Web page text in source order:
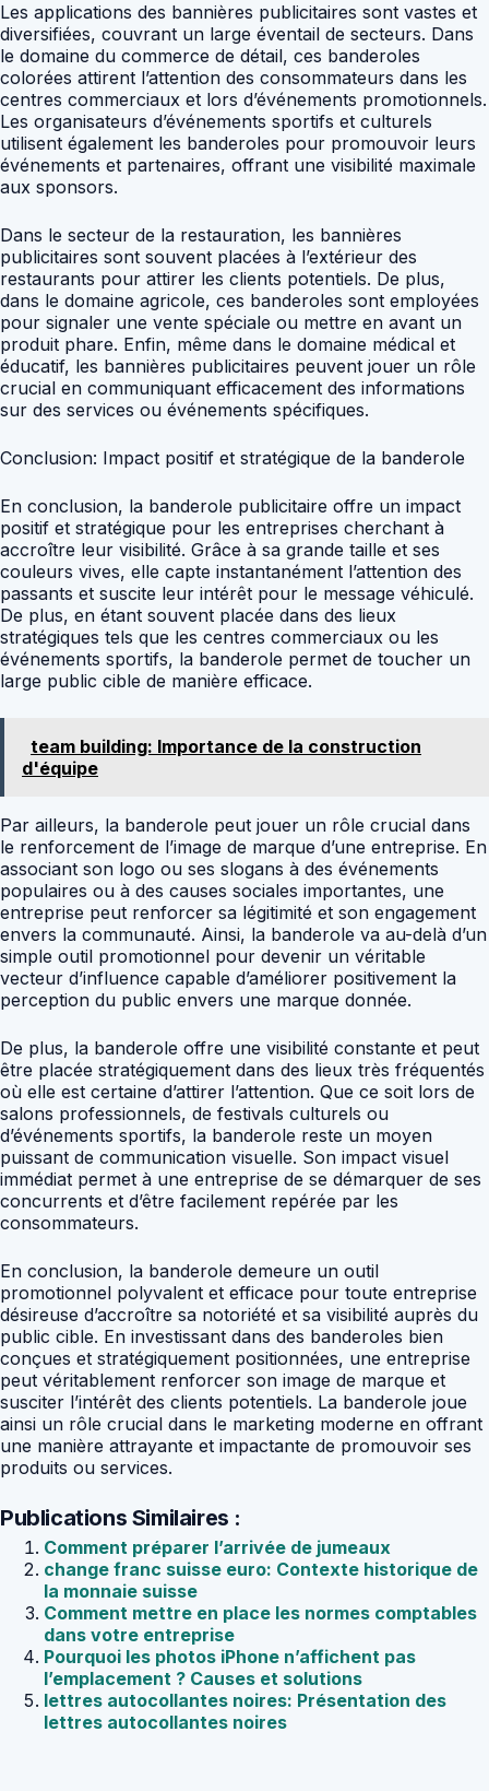
Les applications des bannières publicitaires sont vastes et
diversifiées, couvrant un large éventail de secteurs. Dans
le domaine du commerce de détail, ces banderoles
colorées attirent l’attention des consommateurs dans les
centres commerciaux et lors d’événements promotionnels.
Les organisateurs d’événements sportifs et culturels
utilisent également les banderoles pour promouvoir leurs
événements et partenaires, offrant une visibilité maximale
aux sponsors.
Dans le secteur de la restauration, les bannières
publicitaires sont souvent placées à l’extérieur des
restaurants pour attirer les clients potentiels. De plus,
dans le domaine agricole, ces banderoles sont employées
pour signaler une vente spéciale ou mettre en avant un
produit phare. Enfin, même dans le domaine médical et
éducatif, les bannières publicitaires peuvent jouer un rôle
crucial en communiquant efficacement des informations
sur des services ou événements spécifiques.
Conclusion: Impact positif et stratégique de la banderole
En conclusion, la banderole publicitaire offre un impact
positif et stratégique pour les entreprises cherchant à
accroître leur visibilité. Grâce à sa grande taille et ses
couleurs vives, elle capte instantanément l’attention des
passants et suscite leur intérêt pour le message véhiculé.
De plus, en étant souvent placée dans des lieux
stratégiques tels que les centres commerciaux ou les
événements sportifs, la banderole permet de toucher un
large public cible de manière efficace.
team building: Importance de la construction
d'équipe
Par ailleurs, la banderole peut jouer un rôle crucial dans
le renforcement de l’image de marque d’une entreprise. En
associant son logo ou ses slogans à des événements
populaires ou à des causes sociales importantes, une
entreprise peut renforcer sa légitimité et son engagement
envers la communauté. Ainsi, la banderole va au-delà d’un
simple outil promotionnel pour devenir un véritable
vecteur d’influence capable d’améliorer positivement la
perception du public envers une marque donnée.
De plus, la banderole offre une visibilité constante et peut
être placée stratégiquement dans des lieux très fréquentés
où elle est certaine d’attirer l’attention. Que ce soit lors de
salons professionnels, de festivals culturels ou
d’événements sportifs, la banderole reste un moyen
puissant de communication visuelle. Son impact visuel
immédiat permet à une entreprise de se démarquer de ses
concurrents et d’être facilement repérée par les
consommateurs.
En conclusion, la banderole demeure un outil
promotionnel polyvalent et efficace pour toute entreprise
désireuse d’accroître sa notoriété et sa visibilité auprès du
public cible. En investissant dans des banderoles bien
conçues et stratégiquement positionnées, une entreprise
peut véritablement renforcer son image de marque et
susciter l’intérêt des clients potentiels. La banderole joue
ainsi un rôle crucial dans le marketing moderne en offrant
une manière attrayante et impactante de promouvoir ses
produits ou services.
Publications Similaires :
Comment préparer l’arrivée de jumeaux
change franc suisse euro: Contexte historique de
la monnaie suisse
Comment mettre en place les normes comptables
dans votre entreprise
Pourquoi les photos iPhone n’affichent pas
l’emplacement ? Causes et solutions
lettres autocollantes noires: Présentation des
lettres autocollantes noires